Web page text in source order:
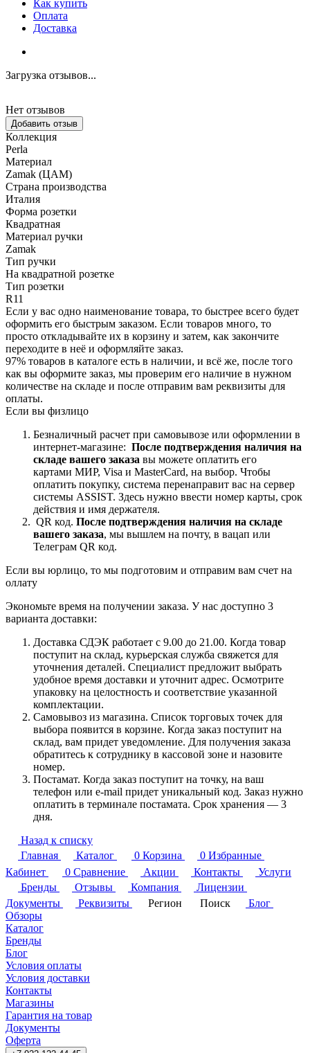
Как купить
Оплата
Доставка
Загрузка отзывов...
Нет отзывов
Добавить отзыв
Коллекция
Perla
Материал
Zamak (ЦАМ)
Страна производства
Италия
Форма розетки
Квадратная
Материал ручки
Zamak
Тип ручки
На квадратной розетке
Тип розетки
R11
Если у вас одно наименование товара, то быстрее всего будет
оформить его быстрым заказом. Если товаров много, то
просто откладывайте их в корзину и затем, как закончите
переходите в неё и оформляйте заказ.
97% товаров в каталоге есть в наличии, и всё же, после того
как вы оформите заказ, мы проверим его наличие в нужном
количестве на складе и после отправим вам реквизиты для
оплаты.
Если вы физлицо
Безналичный расчет при самовывозе или оформлении в
интернет-магазине: После подтверждения наличия на
складе вашего заказа вы можете оплатить его
картами МИР, Visa и MasterCard, на выбор. Чтобы
оплатить покупку, система перенаправит вас на сервер
системы ASSIST. Здесь нужно ввести номер карты, срок
действия и имя держателя.
QR код. После подтверждения наличия на складе
вашего заказа, мы вышлем на почту, в вацап или
Телеграм QR код.
Если вы юрлицо, то мы подготовим и отправим вам счет на
оллату
Экономьте время на получении заказа. У нас доступно 3
варианта доставки:
Доставка СДЭК работает с 9.00 до 21.00. Когда товар
поступит на склад, курьерская служба свяжется для
уточнения деталей. Специалист предложит выбрать
удобное время доставки и уточнит адрес. Осмотрите
упаковку на целостность и соответствие указанной
комплектации.
Самовывоз из магазина. Список торговых точек для
выбора появится в корзине. Когда заказ поступит на
склад, вам придет уведомление. Для получения заказа
обратитесь к сотруднику в кассовой зоне и назовите
номер.
Постамат. Когда заказ поступит на точку, на ваш
телефон или e-mail придет уникальный код. Заказ нужно
оплатить в терминале постамата. Срок хранения — 3
дня.
Назад к списку
Главная
Каталог 0 Корзина 0 Избранные
Кабинет
0 Сравнение Акции Контакты
Услуги
Бренды
Отзывы Компания
Лицензии
Документы
Реквизиты Регион Поиск
Блог
Обзоры
Каталог
Бренды
Блог
Условия оплаты
Условия доставки
Контакты
Магазины
Гарантия на товар
Документы
Оферта